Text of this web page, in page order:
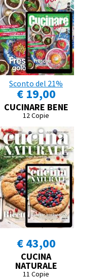
Sconto del 21%
€ 19,00
CUCINARE BENE
12 Copie
€ 43,00
CUCINA
NATURALE
11 Copie